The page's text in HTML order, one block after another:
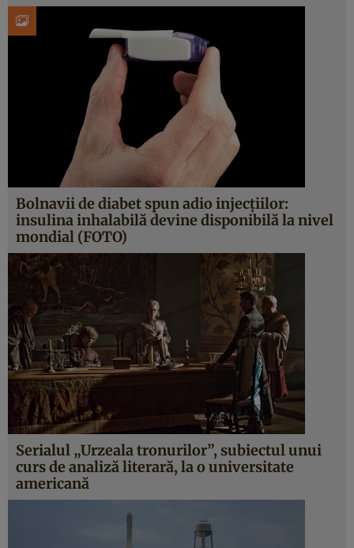
Bolnavii de diabet spun adio injecţiilor:
insulina inhalabilă devine disponibilă la nivel
mondial (FOTO)
Serialul „Urzeala tronurilor”, subiectul unui
curs de analiză literară, la o universitate
americană